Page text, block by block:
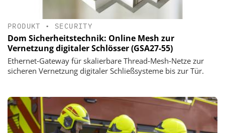
PRODUKT • SECURITY
Dom Sicherheitstechnik: Online Mesh zur
Vernetzung digitaler Schlösser (GSA27-55)
Ethernet‑Gateway für skalierbare Thread‑Mesh‑Netze zur
sicheren Vernetzung digitaler Schließsysteme bis zur Tür.